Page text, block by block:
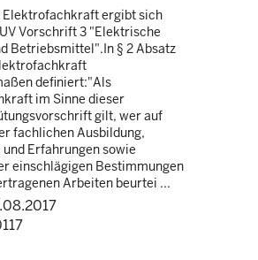
Elektrofachkraft ergibt sich
Vorschrift 3 "Elektrische
Betriebsmittel".In § 2 Absatz
definiert:"Als
im Sinne dieser
gilt, wer auf
fachlichen Ausbildung,
Erfahrungen sowie
einschlägigen Bestimmungen
Arbeiten beurtei ...